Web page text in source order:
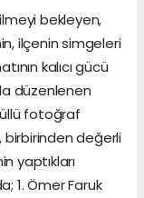
bekleyen,
ilçenin simgeleri
kalıcı gücü
düzenlenen
fotoğraf
birbirinden değerli
yaptıkları
1. Ömer Faruk